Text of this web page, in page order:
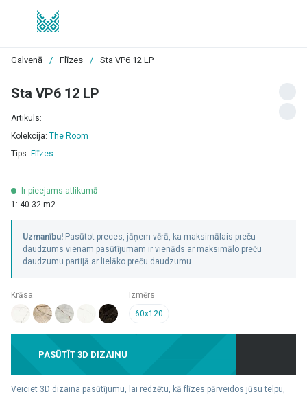
Galvenā / Flīzes / Sta VP6 12 LP
Sta VP6 12 LP
Artikuls:
Kolekcija: The Room
Tips: Flīzes
Ir pieejams atlikumā
1: 40.32 m2
Uzmanību! Pasūtot preces, jāņem vērā, ka maksimālais preču
daudzums vienam pasūtījumam ir vienāds ar maksimālo preču
daudzumu partijā ar lielāko preču daudzumu
Krāsa
Izmērs
60x120
PASŪTĪT 3D DIZAINU
Veiciet 3D dizaina pasūtījumu, lai redzētu, kā flīzes pārveidos jūsu telpu,